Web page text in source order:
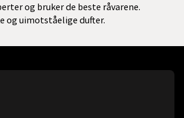
og bruker de beste råvarene.
og uimotståelige dufter.